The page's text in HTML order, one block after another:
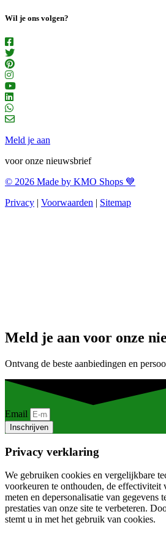
Wil je ons volgen?
Meld je aan
voor onze nieuwsbrief
© 2026 Made by KMO Shops 💙
Privacy | Voorwaarden | Sitemap
Meld je aan voor onze
Ontvang de beste aanbiedingen en
Email
Inschrijven
Privacy verklaring
We gebruiken cookies en vergelijkbare
voorkeuren te onthouden, de effectiviteit
meten en depersonalisatie van gegevens
prestaties van onze site te verbeteren.
stemt u in met het gebruik van cookies.